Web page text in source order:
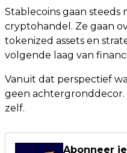
Stablecoins gaan steeds
cryptohandel. Ze gaan
tokenized assets en
volgende laag van
Vanuit dat perspectief
geen achtergronddecor.
zelf.
Abonneer